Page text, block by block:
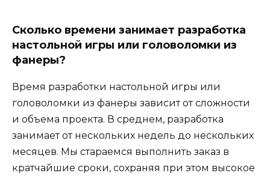
Сколько времени занимает разработка
настольной игры или головоломки из
фанеры?
Время разработки настольной игры или
головоломки из фанеры зависит от сложности
и объема проекта. В среднем, разработка
занимает от нескольких недель до нескольких
месяцев. Мы стараемся выполнить заказ в
кратчайшие сроки, сохраняя при этом высокое